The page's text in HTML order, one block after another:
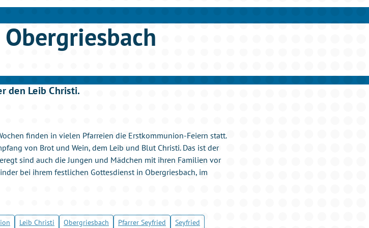
den Leib Christi.
finden in vielen Pfarreien die Erstkommunion-Feiern statt.
von Brot und Wein, dem Leib und Blut Christi. Das ist der
sind auch die Jungen und Mädchen mit ihren Familien vor
bei ihrem festlichen Gottesdienst in Obergriesbach, im
Leib Christi Obergriesbach Pfarrer Seyfried Seyfried